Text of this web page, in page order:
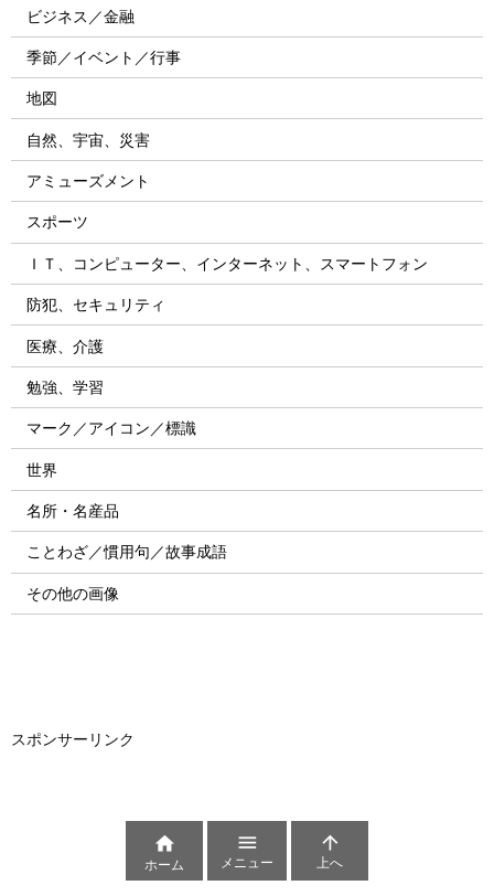
ビジネス／金融
季節／イベント／行事
地図
自然、宇宙、災害
アミューズメント
スポーツ
ＩＴ、コンピューター、インターネット、スマートフォン
防犯、セキュリティ
医療、介護
勉強、学習
マーク／アイコン／標識
世界
名所・名産品
ことわざ／慣用句／故事成語
その他の画像
スポンサーリンク

ホーム

メニュー

上へ